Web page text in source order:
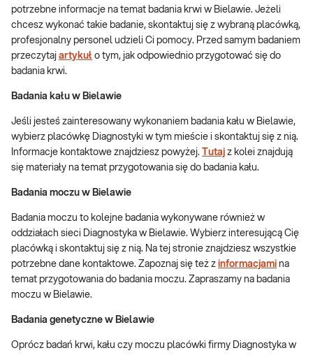
potrzebne informacje na temat badania krwi w Bielawie. Jeżeli
chcesz wykonać takie badanie, skontaktuj się z wybraną placówką,
profesjonalny personel udzieli Ci pomocy. Przed samym badaniem
przeczytaj artykuł o tym, jak odpowiednio przygotować się do
badania krwi.
Badania kału w Bielawie
Jeśli jesteś zainteresowany wykonaniem badania kału w Bielawie,
wybierz placówkę Diagnostyki w tym mieście i skontaktuj się z nią.
Informacje kontaktowe znajdziesz powyżej.
Tutaj z kolei znajdują
się materiały na temat przygotowania się do badania kału.
Badania moczu w Bielawie
Badania moczu to kolejne badania wykonywane również w
oddziałach sieci Diagnostyka w Bielawie. Wybierz interesującą Cię
placówką i skontaktuj się z nią. Na tej stronie znajdziesz wszystkie
potrzebne dane kontaktowe. Zapoznaj się też z informacjami na
temat przygotowania do badania moczu. Zapraszamy na badania
moczu w Bielawie.
Badania genetyczne w Bielawie
Oprócz badań krwi, kału czy moczu placówki firmy Diagnostyka w